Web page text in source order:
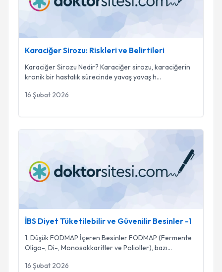
Karaciğer Sirozu: Riskleri ve Belirtileri
Karaciğer Sirozu Nedir? Karaciğer sirozu, karaciğerin
kronik bir hastalık sürecinde yavaş yavaş h...
16 Şubat 2026
İBS Diyet Tüketilebilir ve Güvenilir Besinler -1
1. Düşük FODMAP İçeren Besinler FODMAP (Fermente
Oligo-, Di-, Monosakkaritler ve Polioller), bazı...
16 Şubat 2026